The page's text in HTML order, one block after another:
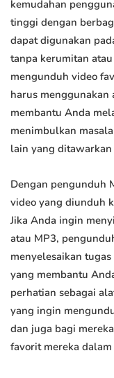
kemudahan
tinggi dengan
dapat digunakan
tanpa kerumitan
mengunduh video
harus menggunakan
membantu Anda
menimbulkan
lain yang
Dengan pengunduh
video yang diunduh
Jika Anda ingin
atau MP3,
menyelesaikan
yang membantu
perhatian sebagai
yang ingin
dan juga bagi
favorit mereka